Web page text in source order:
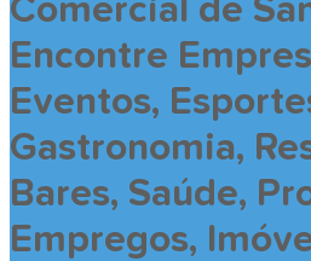
Comercial de
Encontre
Eventos,
Gastronomia,
Bares, Saúde,
Empregos,